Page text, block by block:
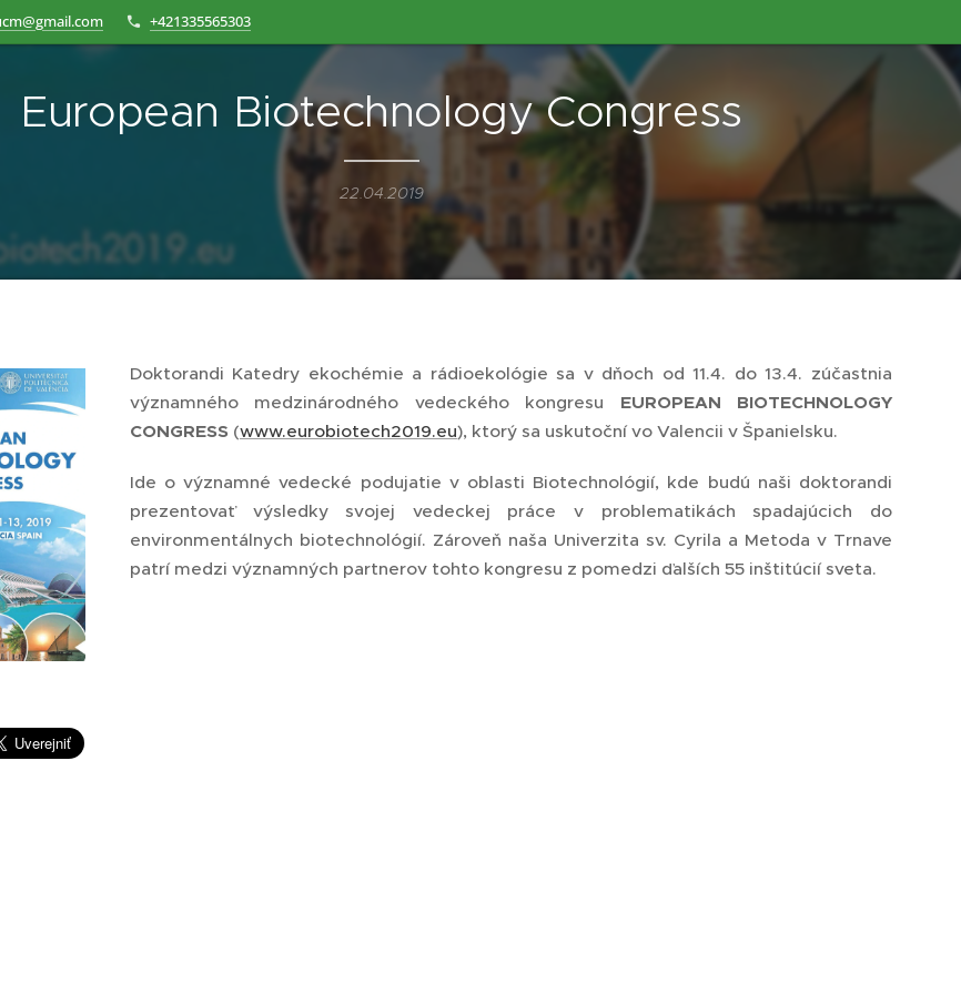
+421335565303
European Biotechnology Congress
22.04.2019
Doktorandi Katedry ekochémie a rádioekológie sa v dňoch od 11.4. do 13.4. zúčastnia
významného medzinárodného vedeckého kongresu EUROPEAN BIOTECHNOLOGY
CONGRESS (www.eurobiotech2019.eu), ktorý sa uskutoční vo Valencii v Španielsku.
Ide o významné vedecké podujatie v oblasti Biotechnológií, kde budú naši doktorandi
prezentovať výsledky svojej vedeckej práce v problematikách spadajúcich do
environmentálnych biotechnológií. Zároveň naša Univerzita sv. Cyrila a Metoda v Trnave
patrí medzi významných partnerov tohto kongresu z pomedzi ďalších 55 inštitúcií sveta.